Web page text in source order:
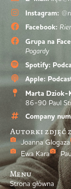
Instagram:
Facebook:
Grupa na
Pogardy
Spotify:
Apple:
Marta Dziok-
86-90 Paul
Company
Autorki zdjęć
Joanna Glogaza
Ewa Kara
Menu
Strona główna